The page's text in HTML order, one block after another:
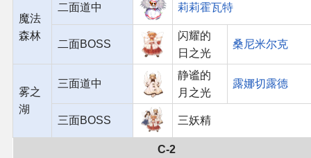
魔法
森林
二面道中 莉莉霍瓦特
二面BOSS
闪耀的
日之光
桑尼米尔克
雾之
湖
三面道中
静谧的
月之光
露娜切露德
三面BOSS 三妖精
C-2